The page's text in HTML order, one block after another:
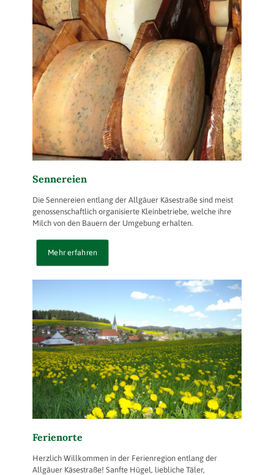
Sennereien
Die Sennereien entlang der Allgäuer Käsestraße sind meist
genossenschaftlich organisierte Kleinbetriebe, welche ihre
Milch von den Bauern der Umgebung erhalten.
Mehr erfahren
Ferienorte
Herzlich Willkommen in der Ferienregion entlang der
Allgäuer Käsestraße! Sanfte Hügel, liebliche Täler,